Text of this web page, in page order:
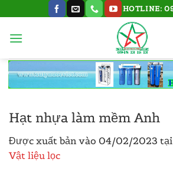
nội
HOTLINE:
Hạt nhựa làm mềm Anh
Được xuất bản vào 04/02/2023 tại
Vật liệu lọc